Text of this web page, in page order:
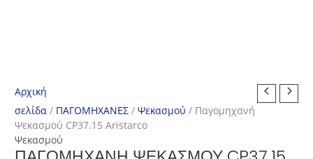
Αρχική
σελίδα / ΠΑΓΟΜΗΧΑΝΕΣ /Ψεκασμού / Παγομηχανή
Ψεκασμού CP37.15 Aristarco
Ψεκασμού